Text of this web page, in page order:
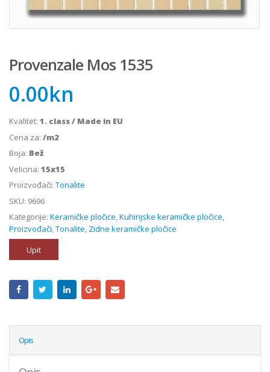
Provenzale Mos 1535
0.00kn
Kvalitet: 1. class / Made in EU
Cena za: /m2
Boja: Bež
Velicina: 15x15
Proizvođači: Tonalite
SKU: 9696
Kategorije: Keramičke pločice,Kuhinjske keramičke pločice,
Proizvođači,Tonalite, Zidne keramičke pločice
Upit
Opis